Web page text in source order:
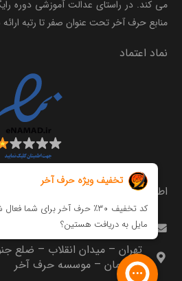
منابع حرف آخر تحت عنوان صفر تا رتبه
نماد اعتماد
اطلاعات تماس
info@harfeakhar.com
تهران – میدان انقلاب – ضلع
مترجمان – موسسه حرف آخر